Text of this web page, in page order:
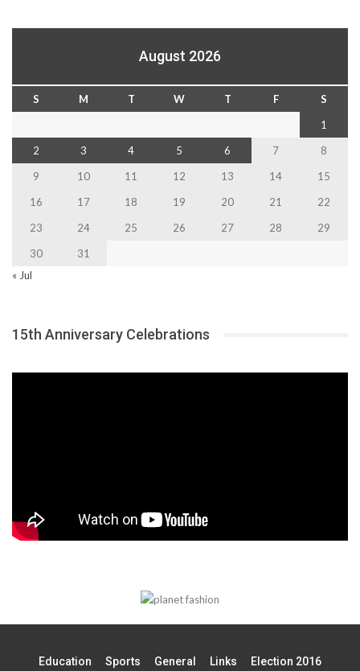
August 2026
S M T W T F
S
1
2
3 4 5 6 7
8
9
10 11 12 13 14
15
16
17 18 19 20 21
22
23
24 25 26 27 28
29
30
31
« Jul
15th Anniversary Celebrations
Education Sports General Links Election 2016